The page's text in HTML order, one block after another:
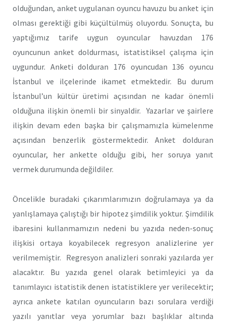
olduğundan, anket uygulanan oyuncu havuzu bu anket için
olması gerektiği gibi küçültülmüş oluyordu. Sonuçta, bu
yaptığımız tarife uygun oyuncular havuzdan 176
oyuncunun anket doldurması, istatistiksel çalışma için
uygundur. Anketi dolduran 176 oyuncudan 136 oyuncu
İstanbul ve ilçelerinde ikamet etmektedir. Bu durum
İstanbul’un kültür üretimi açısından ne kadar önemli
olduğuna ilişkin önemli bir sinyaldir. Yazarlar ve şairlere
ilişkin devam eden başka bir çalışmamızla kümelenme
açısından benzerlik göstermektedir. Anket dolduran
oyuncular, her ankette olduğu gibi, her soruya yanıt
vermek durumunda değildiler.
Öncelikle buradaki çıkarımlarımızın doğrulamaya ya da
yanlışlamaya çalıştığı bir hipotez şimdilik yoktur. Şimdilik
ibaresini kullanmamızın nedeni bu yazıda neden-sonuç
ilişkisi ortaya koyabilecek regresyon analizlerine yer
verilmemiştir. Regresyon analizleri sonraki yazılarda yer
alacaktır. Bu yazıda genel olarak betimleyici ya da
tanımlayıcı istatistik denen istatistiklere yer verilecektir;
ayrıca ankete katılan oyuncuların bazı sorulara verdiği
yazılı yanıtlar veya yorumlar bazı başlıklar altında